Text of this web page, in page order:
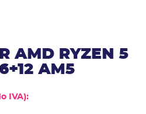
AMD RYZEN 5
AM5
IVA):